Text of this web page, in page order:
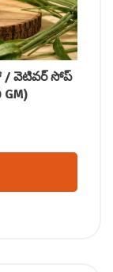
/ వెటివర్ సోప్